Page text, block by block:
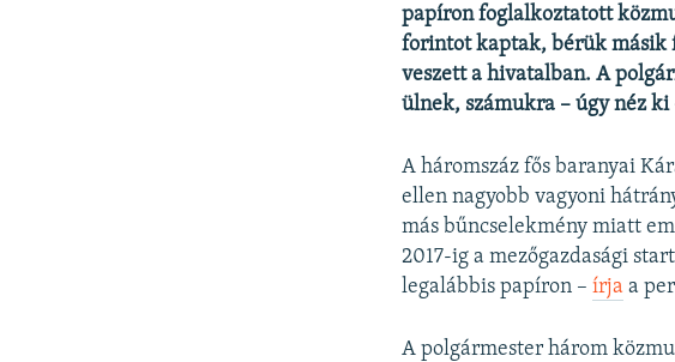
papíron foglalkoztatott
forintot kaptak, bérük másik
veszett a hivatalban. A
ülnek, számukra – úgy néz
A háromszáz fős baranyai
ellen nagyobb vagyoni
más bűncselekmény miatt
2017-ig a mezőgazdasági
legalábbis papíron –írja a
A polgármester három